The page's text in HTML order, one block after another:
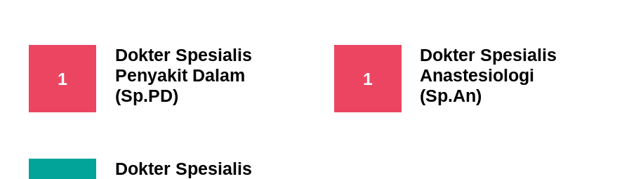
1
Dokter Spesialis
Penyakit Dalam
(Sp.PD)
1
Dokter Spesialis
Anastesiologi
(Sp.An)
Dokter Spesialis